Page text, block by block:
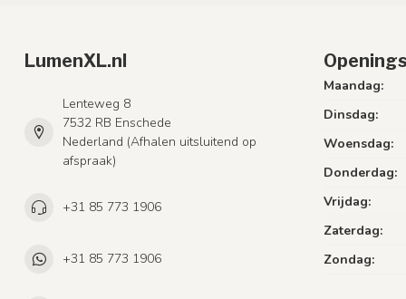
LumenXL.nl
Lenteweg 8
7532 RB Enschede
Nederland (Afhalen uitsluitend op
afspraak)
+31 85 773 1906
+31 85 773 1906
Maandag:
Dinsdag:
Woensdag:
Donderdag:
Vrijdag:
Zaterdag:
Zondag: